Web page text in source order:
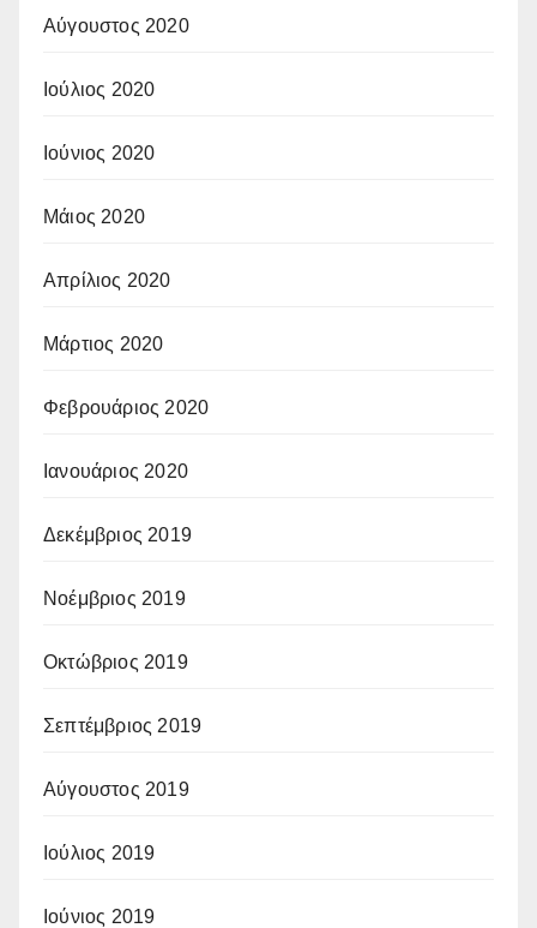
Αύγουστος 2020
Ιούλιος 2020
Ιούνιος 2020
Μάιος 2020
Απρίλιος 2020
Μάρτιος 2020
Φεβρουάριος 2020
Ιανουάριος 2020
Δεκέμβριος 2019
Νοέμβριος 2019
Οκτώβριος 2019
Σεπτέμβριος 2019
Αύγουστος 2019
Ιούλιος 2019
Ιούνιος 2019